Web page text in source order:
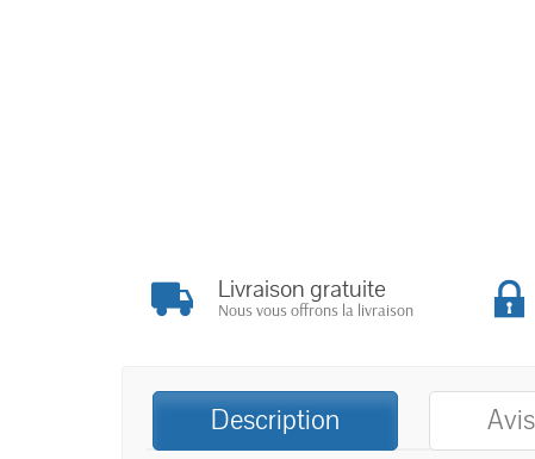
Livraison gratuite
Nous vous offrons la livraison
Description